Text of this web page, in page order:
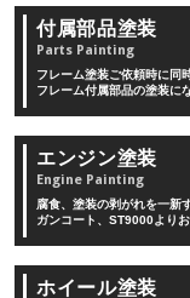
付属部品塗装
Parts Painting
フレーム塗装ご依頼時に同
フレーム付属部品の塗装に
エンジン塗装
Engine Painting
腐食、塗装の剥がれを一新
ガンコート、ST9000よりお
ホイール塗装